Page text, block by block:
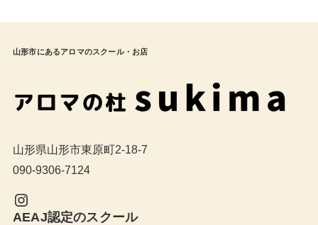
山形市にあるアロマのスクール・お店
山形県山形市東原町2-18-7
090-9306-7124
Instagram
AEAJ認定のスクール